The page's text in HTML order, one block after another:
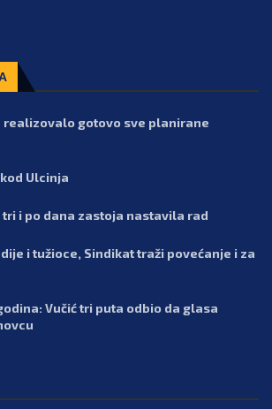
realizovalo gotovo sve planirane
Ulcinja
i po dana zastoja nastavila rad
i tužioce, Sindikat traži povećanje i za
Vučić tri puta odbio da glasa